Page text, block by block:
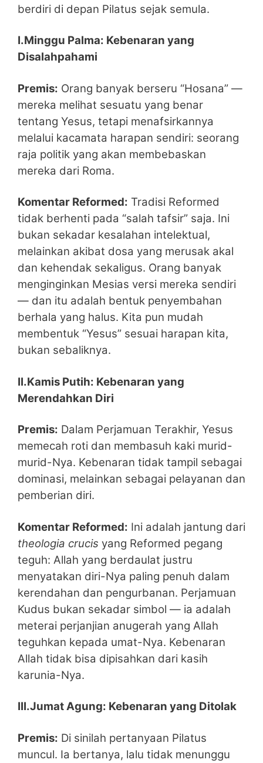
berdiri di depan Pilatus sejak semula.
I.Minggu Palma: Kebenaran yang
Disalahpahami
Premis: Orang banyak berseru “Hosana” —
mereka melihat sesuatu yang benar
tentang Yesus, tetapi menafsirkannya
melalui kacamata harapan sendiri: seorang
raja politik yang akan membebaskan
mereka dari Roma.
Komentar Reformed: Tradisi Reformed
tidak berhenti pada “salah tafsir” saja. Ini
bukan sekadar kesalahan intelektual,
melainkan akibat dosa yang merusak akal
dan kehendak sekaligus. Orang banyak
menginginkan Mesias versi mereka sendiri
— dan itu adalah bentuk penyembahan
berhala yang halus. Kita pun mudah
membentuk “Yesus” sesuai harapan kita,
bukan sebaliknya.
II.Kamis Putih: Kebenaran yang
Merendahkan Diri
Premis: Dalam Perjamuan Terakhir, Yesus
memecah roti dan membasuh kaki murid-
murid-Nya. Kebenaran tidak tampil sebagai
dominasi, melainkan sebagai pelayanan dan
pemberian diri.
Komentar Reformed: Ini adalah jantung dari
theologia crucis yang Reformed pegang
teguh: Allah yang berdaulat justru
menyatakan diri-Nya paling penuh dalam
kerendahan dan pengurbanan. Perjamuan
Kudus bukan sekadar simbol — ia adalah
meterai perjanjian anugerah yang Allah
teguhkan kepada umat-Nya. Kebenaran
Allah tidak bisa dipisahkan dari kasih
karunia-Nya.
III.Jumat Agung: Kebenaran yang Ditolak
Premis: Di sinilah pertanyaan Pilatus
muncul. Ia bertanya, lalu tidak menunggu